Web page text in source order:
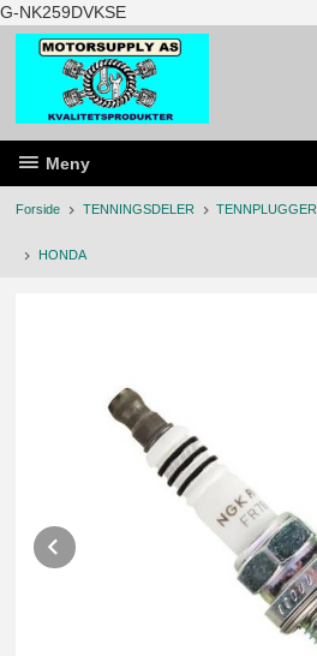
G-NK259DVKSEGå
til
innholdet
Meny
Forside TENNINGSDELER TENNPLUGGER
HONDA
Prev